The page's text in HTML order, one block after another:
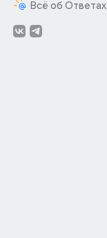
Всё об Ответах